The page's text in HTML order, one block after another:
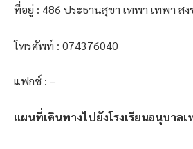
ที่อยู่ : 486 ประธานสุขา เทพา เทพา สง
โทรศัพท์ : 074376040
แฟกซ์ : –
แผนที่เดินทางไปยังโรงเรียนอนุบาล